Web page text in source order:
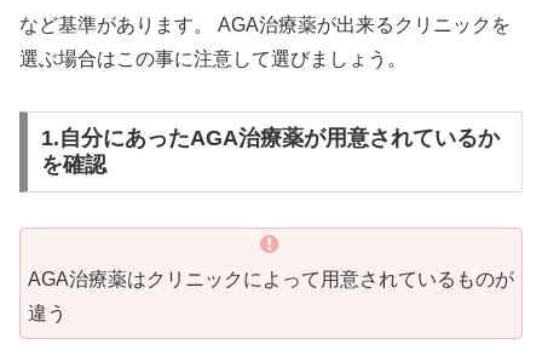
など基準があります。 AGA治療薬が出来るクリニックを
選ぶ場合はこの事に注意して選びましょう。
1.自分にあったAGA治療薬が用意されているか
を確認
AGA治療薬はクリニックによって用意されているものが
違う